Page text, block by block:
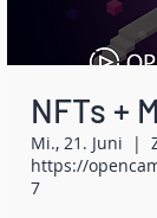
NFTs +
Mi., 21. Juni
  |
https://
7